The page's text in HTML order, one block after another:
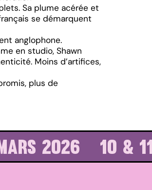
Sa plume acérée et
se démarquent
anglophone.
en studio, Shawn
Moins d’artifices,
plus de
2026 10 &